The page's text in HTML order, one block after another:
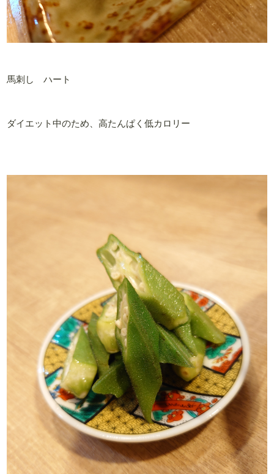
馬刺し ハート
ダイエット中のため、高たんぱく低カロリー